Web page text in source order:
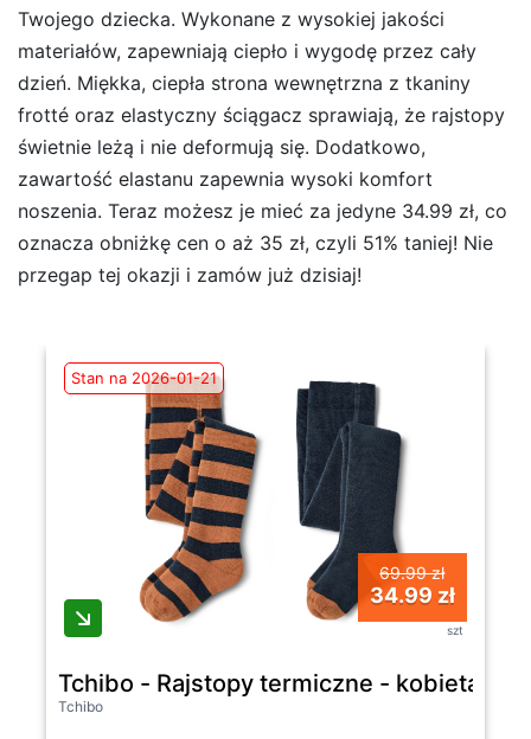
Twojego dziecka. Wykonane z wysokiej jakości
materiałów, zapewniają ciepło i wygodę przez cały
dzień. Miękka, ciepła strona wewnętrzna z tkaniny
frotté oraz elastyczny ściągacz sprawiają, że rajstopy
świetnie leżą i nie deformują się. Dodatkowo,
zawartość elastanu zapewnia wysoki komfort
noszenia. Teraz możesz je mieć za jedyne 34.99 zł, co
oznacza obniżkę cen o aż 35 zł, czyli 51% taniej! Nie
przegap tej okazji i zamów już dzisiaj!
Stan na 2026-01-21
69.99 zł
34.99 zł
szt
Tchibo - Rajstopy termiczne -
Tchibo